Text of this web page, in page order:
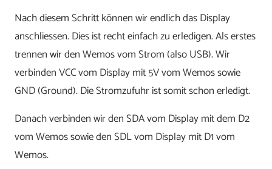
Nach diesem Schritt können wir endlich das Display
anschliessen. Dies ist recht einfach zu erledigen. Als erstes
trennen wir den Wemos vom Strom (also USB). Wir
verbinden VCC vom Display mit 5V vom Wemos sowie
GND (Ground). Die Stromzufuhr ist somit schon erledigt.
Danach verbinden wir den SDA vom Display mit dem D2
vom Wemos sowie den SDL vom Display mit D1 vom
Wemos.